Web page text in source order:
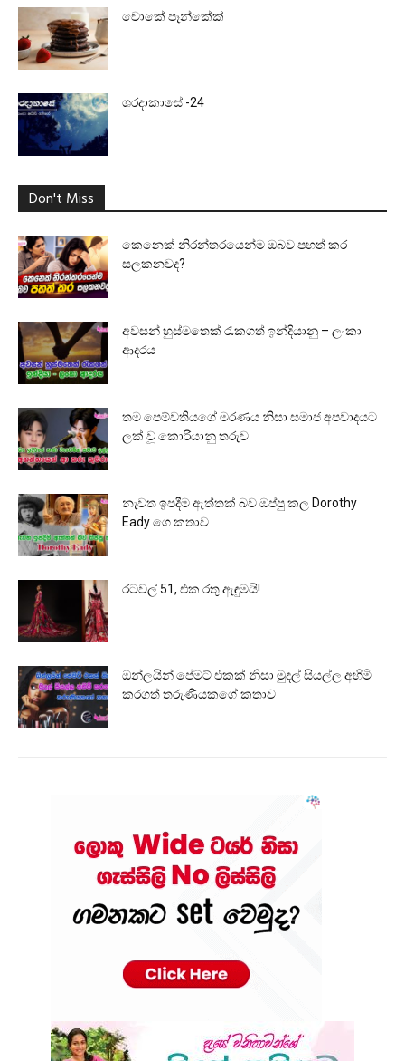
චොකේ පෑන්කේක්
ශරදාකාසේ -24
Don't Miss
කෙනෙක් නිරන්තරයෙන්ම ඔබව පහත් කර
සලකනවද?
අවසන් හුස්මතෙක් රැකගත් ඉන්දියානු – ලංකා
ආදරය
තම පෙම්වතියගේ මරණය නිසා සමාජ අපවාදයට
ලක් වූ කොරියානු තරුව
නැවත ඉපදීම ඇත්තක් බව ඔප්පු කල Dorothy
Eady ගෙ කතාව
රටවල් 51, එක රතු ඇඳුමයි!
ඔන්ලයින් පේමට් එකක් නිසා මුදල් සියල්ල අහිමි
කරගත් තරුණියකගේ කතාව